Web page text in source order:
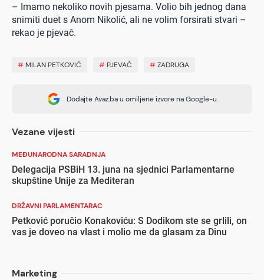
– Imamo nekoliko novih pjesama. Volio bih jednog dana
snimiti duet s Anom Nikolić, ali ne volim forsirati stvari –
rekao je pjevač.
# MILAN PETKOVIĆ # PJEVAČ #ZADRUGA
Dodajte Avaz.ba u omiljene izvore na Google-u.
Vezane vijesti
MEĐUNARODNA SARADNJA
Delegacija PSBiH 13. juna na sjednici Parlamentarne
skupštine Unije za Mediteran
DRŽAVNI PARLAMENTARAC
Petković poručio Konakoviću: S Dodikom ste se grlili, on
vas je doveo na vlast i molio me da glasam za Dinu
Marketing